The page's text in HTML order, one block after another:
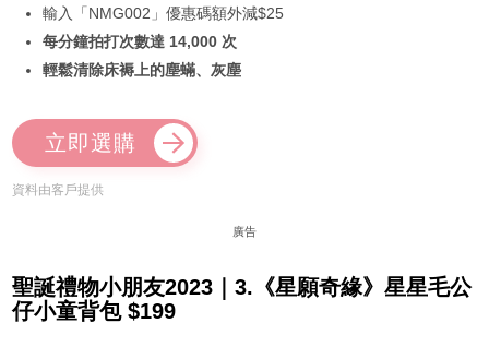
輸入「NMG002」優惠碼額外減$25
每分鐘拍打次數達 14,000 次
輕鬆清除床褥上的塵蟎、灰塵
立即選購
資料由客戶提供
廣告
聖誕禮物小朋友2023｜3.《星願奇緣》星星毛公
仔小童背包 $199